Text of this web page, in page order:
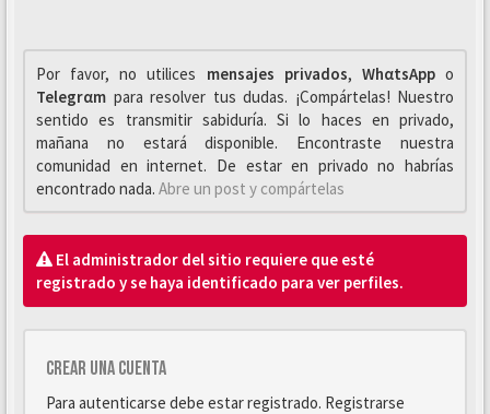
Por favor, no utilices mensajes privados, WhαtsAppo
Telegrαm para resolver tus dudas. ¡Compártelas! Nuestro
sentido es transmitir sabiduría. Si lo haces en privado,
mañana no estará disponible. Encontraste nuestra
comunidad en internet. De estar en privado no habrías
encontrado nada. Abre un post y compártelas
El administrador del sitio requiere que esté
registrado y se haya identificado para ver perfiles.
Crear una cuenta
Para autenticarse debe estar registrado. Registrarse